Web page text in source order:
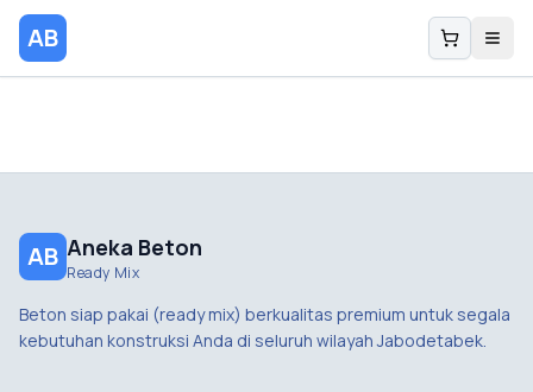
AB
AB Aneka Beton
Ready Mix
Beton siap pakai (ready mix) berkualitas premium untuk segala
kebutuhan konstruksi Anda di seluruh wilayah Jabodetabek.